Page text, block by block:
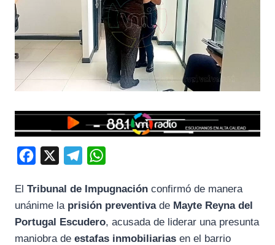
c
e
b
e
g
a
t
s
El Tribunal de Impugnación confirmó de manera
unánime la prisión preventivade Mayte Reyna del
Portugal Escudero, acusada de liderar una presunta
maniobra de estafas inmobiliarias en el barrio